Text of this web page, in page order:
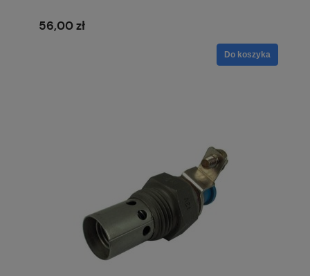
56,00 zł
Do koszyka